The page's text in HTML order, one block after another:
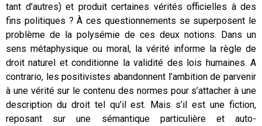
tant d’autres) et produit certaines vérités officielles à des
fins politiques ? À ces questionnements se superposent le
problème de la polysémie de ces deux notions. Dans un
sens métaphysique ou moral, la vérité informe la règle de
droit naturel et conditionne la validité des lois humaines. A
contrario, les positivistes abandonnent l’ambition de parvenir
à une vérité sur le contenu des normes pour s’attacher à une
description du droit tel qu’il est. Mais s’il est une fiction,
reposant sur une sémantique particulière et auto-